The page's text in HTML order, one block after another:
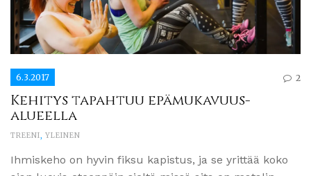
6.3.2017 2
Kehitys tapahtuu epämukavuus-
alueella
TREENI YLEINEN
Ihmiskeho on hyvin fiksu kapistus, ja se yrittää koko